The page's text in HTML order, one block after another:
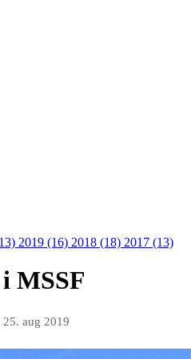
2019 (16) 2018 (18) 2017 (13)
MSSF
25. aug 2019